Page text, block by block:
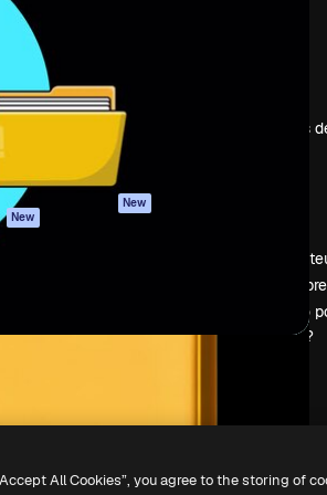
New
Termos e
condições
Política de
privacidade
New
Empresas
Tendências
Vender
Sala de
Procurando
magnific.ai?
.
All Cookies”, you agree to the storing of